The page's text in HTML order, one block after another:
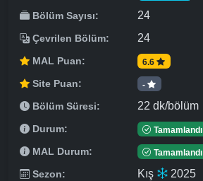
Bölüm Sayısı: 24
Çevrilen Bölüm: 24
MAL Puan: 6.6
Site Puan: -
Bölüm Süresi: 22 dk/bölüm
Durum: Tamamlandı
MAL Durum: Tamamlandı
Sezon: Kış 2025